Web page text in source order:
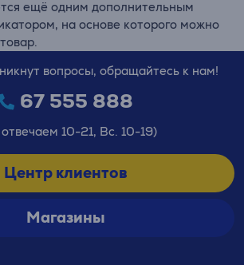
ещё одним дополнительным
на основе которого можно
вопросы, обращайтесь к нам!
67 555 888
10-21, Вс. 10-19)
Центр клиентов
Магазины